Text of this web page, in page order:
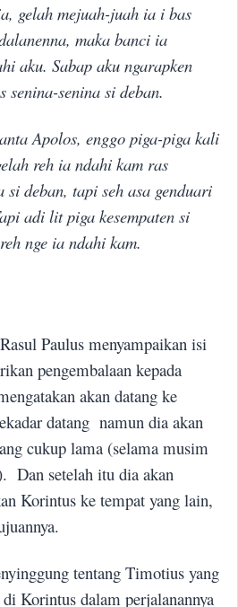
gelah mejuah-juah ia i bas
maka banci ia
aku. Sabap aku ngarapken
senina-senina si deban.
Apolos, enggo piga-piga kali
reh ia ndahi kam ras
si deban, tapi seh asa genduari
adi lit piga kesempaten si
nge ia ndahi kam.
Paulus menyampaikan isi
pengembalaan kepada
akan datang ke
datang namun dia akan
cukup lama (selama musim
Dan setelah itu dia akan
Korintus ke tempat yang lain,
tentang Timotius yang
Korintus dalam perjalanannya